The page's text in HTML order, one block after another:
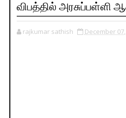
விபத்தில் அரசுப்பள்ளி
rajkumar sathish December